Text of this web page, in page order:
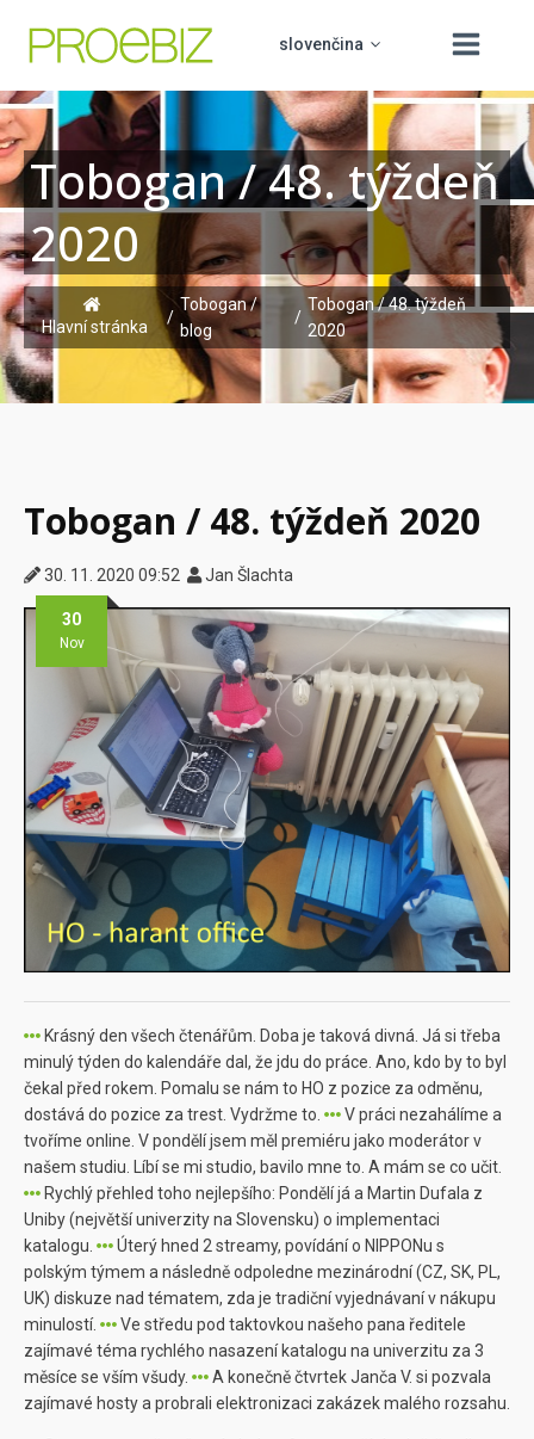
slovenčina
čeština
english
polski
hrvatski
O nás
Produkty
Vzdělávání
PROCUREMENT BOARD
Podpora
Kontakt
Tobogan / 48. týždeň
2020
Hlavní stránka /
Tobogan /
blog
/
Tobogan / 48. týždeň
2020
Tobogan / 48. týždeň 2020
30. 11. 2020 09:52 Jan Šlachta
30
Nov
Krásný den všech čtenářům. Doba je taková divná. Já si třeba
minulý týden do kalendáře dal, že jdu do práce. Ano, kdo by to byl
čekal před rokem. Pomalu se nám to HO z pozice za odměnu,
dostává do pozice za trest. Vydržme to.
V práci nezahálíme a
tvoříme online. V pondělí jsem měl premiéru jako moderátor v
našem studiu. Líbí se mi studio, bavilo mne to. A mám se co učit.
Rychlý přehled toho nejlepšího: Pondělí já a Martin Dufala z
Uniby (největší univerzity na Slovensku) o implementaci
katalogu.
Úterý hned 2 streamy, povídání o NIPPONu s
polským týmem a následně odpoledne mezinárodní (CZ, SK, PL,
UK) diskuze nad tématem, zda je tradiční vyjednávaní v nákupu
minulostí.
Ve středu pod taktovkou našeho pana ředitele
zajímavé téma rychlého nasazení katalogu na univerzitu za 3
měsíce se vším všudy.
A konečně čtvrtek Janča V. si pozvala
zajímavé hosty a probrali elektronizaci zakázek malého rozsahu.